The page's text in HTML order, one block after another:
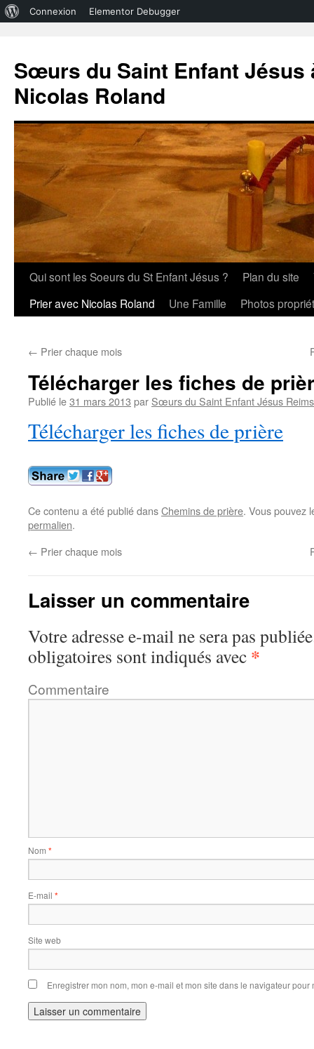
WordPress
Connexion Elementor Debugger
Sœurs du Saint Enfant Jésus
Nicolas Roland
Aller
Qui sont les Soeurs du St Enfant Jésus ? Plan du site
Prier avec Nicolas Roland
Une Famille Photos
← Prier chaque mois
Télécharger les fiches de
Publié le31 mars 2013 par Sœurs du Saint Enfant Jésus Reims
Télécharger les fiches de prière
Ce contenu a été publié dansChemins de prière. Vous pouvez
permalien.
← Prier chaque mois
Laisser un commentaire
Votre adresse e-mail ne sera pas
obligatoires sont indiqués avec *
Commentaire
Nom *
E-mail *
Site web
Enregistrer mon nom, mon e-mail et mon site dans le navigateur